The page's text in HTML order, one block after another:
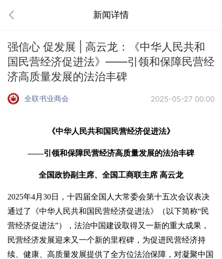
新闻详情
强信心 促发展 | 高云龙：《中华人民共和
国民营经济促进法》——引领和保障民营经
济高质量发展的法治丰碑
全联书业商会 2025-05-27 00:00
《中华人民共和国民营经济促进法》
——引领和保障民营经济高质量发展的法治丰碑
全国政协副主席、全国工商联主席 高云龙
2025年4月30日，十四届全国人大常委会第十五次会议表决
通过了《中华人民共和国民营经济促进法》（以下简称“民
营经济促进法”），法治中国建设取得又一新的重大成果，
民营经济发展迎来又一个新的里程碑，为促进民营经济持
续、健康、高质量发展提供了全方位法治保障，对凝聚中国